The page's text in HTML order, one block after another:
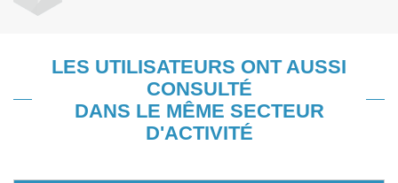
LES UTILISATEURS ONT AUSSI
CONSULTÉ
DANS LE MÊME SECTEUR
D'ACTIVITÉ